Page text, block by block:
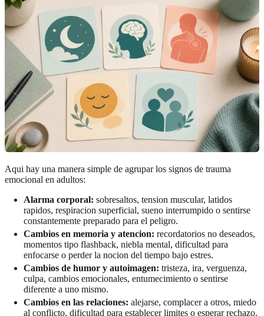
Aqui hay una manera simple de agrupar los signos de trauma
emocional en adultos:
Alarma corporal: sobresaltos, tension muscular, latidos
rapidos, respiracion superficial, sueno interrumpido o sentirse
constantemente preparado para el peligro.
Cambios en memoria y atencion: recordatorios no deseados,
momentos tipo flashback, niebla mental, dificultad para
enfocarse o perder la nocion del tiempo bajo estres.
Cambios de humor y autoimagen: tristeza, ira, verguenza,
culpa, cambios emocionales, entumecimiento o sentirse
diferente a uno mismo.
Cambios en las relaciones: alejarse, complacer a otros, miedo
al conflicto, dificultad para establecer limites o esperar rechazo.